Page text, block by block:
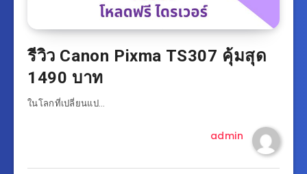
รีวิว Canon Pixma TS307 คุ้มสุด
1490 บาท
ในโลกที่เปลี่ยนแป…
admin